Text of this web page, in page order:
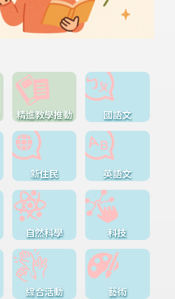
精進教學推動 國語文
新住民 英語文
自然科學 科技
綜合活動 藝術